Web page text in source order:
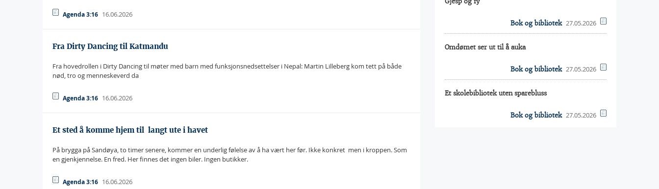
Agenda 3:16 16.06.2026
Fra Dirty Dancing til Katmandu
Fra hovedrollen i Dirty Dancing til møter med barn med funksjonsnedsettelser i Nepal: Martin Lilleberg kom tett på både
nød, tro og menneskeverd da
Agenda 3:16 16.06.2026
Et sted å komme hjem til  langt ute i havet
På brygga på Sandøya, to timer senere, kommer en underlig følelse av å ha vært her før. Ikke konkret  men i kroppen. Som
en gjenkjennelse. En fred. Her finnes det ingen biler. Ingen butikker.
Agenda 3:16 16.06.2026
Bok og bibliotek 27.05.2026
Omdømet ser ut til å auka
Bok og bibliotek 27.05.2026
Et skolebibliotek uten sparebluss
Bok og bibliotek 27.05.2026